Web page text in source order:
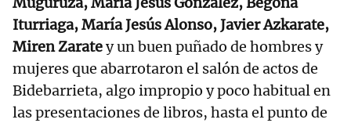
Iturriaga, María Jesús Alonso, Javier Azkarate,
Miren Zaratey un buen puñado de hombres y
mujeres que abarrotaron el salón de actos de
Bidebarrieta, algo impropio y poco habitual en
las presentaciones de libros, hasta el punto de